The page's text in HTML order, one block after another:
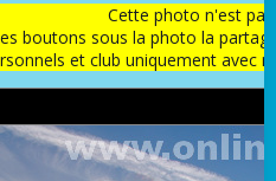
Cette photo n'est
boutons sous la photo la
et club uniquement avec